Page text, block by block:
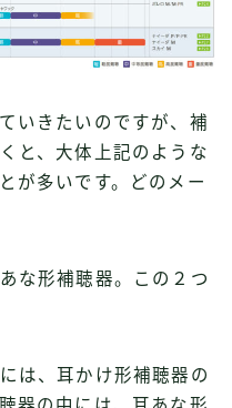
いきたいのですが、補
と、大体上記のような
が多いです。どのメー
な形補聴器。この２つ
は、耳かけ形補聴器の